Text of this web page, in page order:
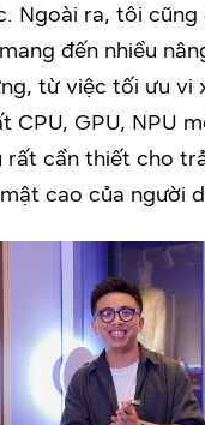
Ngoài ra, tôi cũng
đến nhiều
từ việc tối ưu vi
CPU, GPU, NPU
rất cần thiết cho
cao của người